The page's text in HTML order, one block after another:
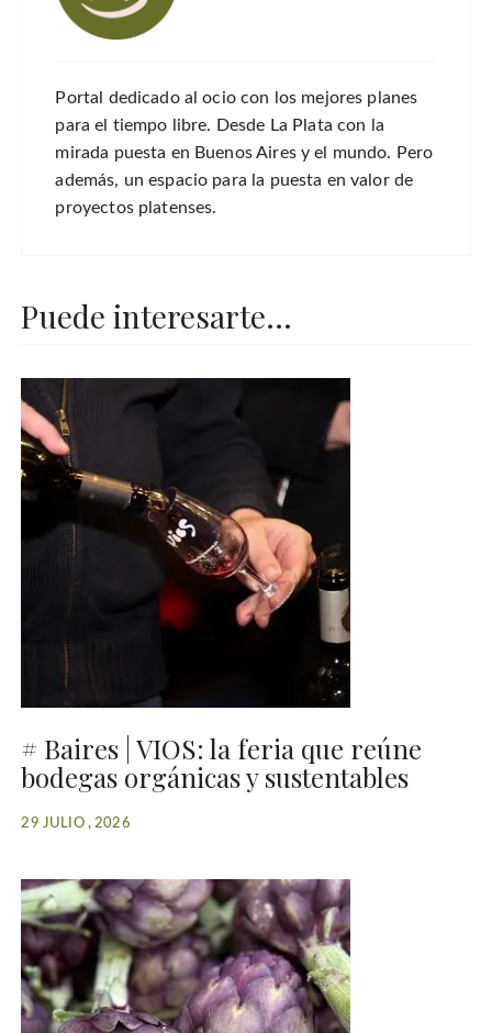
Portal dedicado al ocio con los mejores planes
para el tiempo libre. Desde La Plata con la
mirada puesta en Buenos Aires y el mundo. Pero
además, un espacio para la puesta en valor de
proyectos platenses.
Puede interesarte...
# Baires | VIOS: la feria que reúne
bodegas orgánicas y sustentables
29 JULIO , 2026